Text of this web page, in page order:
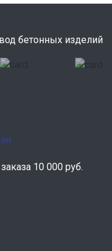
бетонных изделий
10 000 руб.